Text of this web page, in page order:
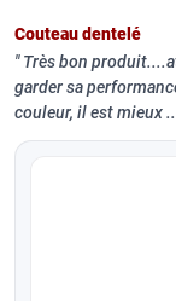
Couteau dentelé
Très bon
garder sa
couleur, il est mieux